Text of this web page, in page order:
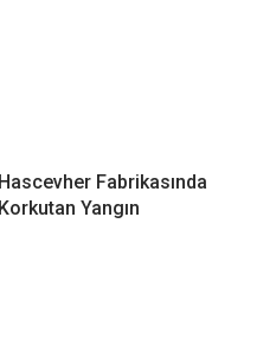
Hascevher Fabrikasında
Korkutan Yangın